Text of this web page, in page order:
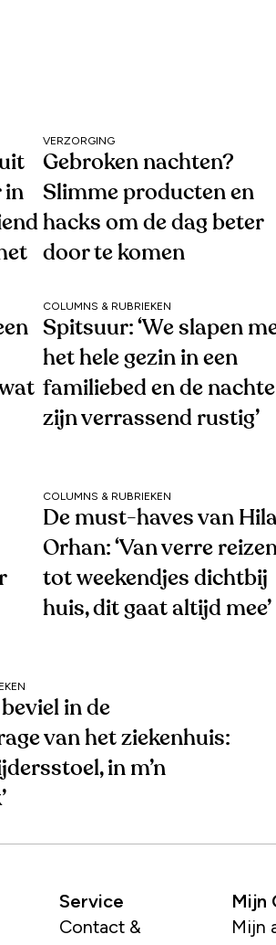
in
VERZORGING
Gebroken nachten?
Slimme producten en
hacks om de dag beter
door te komen
COLUMNS & RUBRIEKEN
Spitsuur: ‘We slapen
het hele gezin in een
familiebed en de
zijn verrassend rustig’
COLUMNS & RUBRIEKEN
De must-haves van
Orhan: ‘Van verre
tot weekendjes dichtbij
huis, dit gaat altijd mee’
in de
van het ziekenhuis:
in m’n
Service
Contact &
Mijn
Mijn